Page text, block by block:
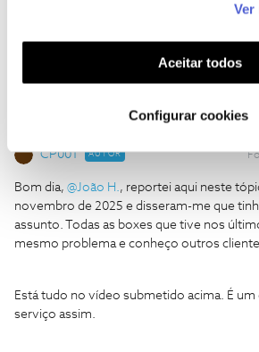
funcionalidades (cookies de
funcionalidade) e adaptar anúncios
(cookies de publicidade
utilização dos cookies clicando em "
Ver
Aceitar todos
Configurar cookies
como "Melhor Resposta" e faça "Like" nos
sempre a par das ultimas novidades.
CP001 AUTOR
Bom dia, ​ @João H., reportei aqui neste
novembro de 2025 e disseram-me que
assunto. Todas as boxes que tive nos
mesmo problema e conheço outros
Está tudo no vídeo submetido acima. É
serviço assim.